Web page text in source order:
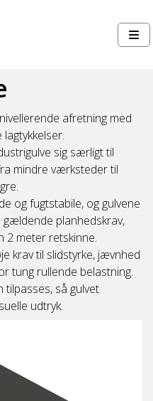
afretning med
sig særligt til
mindre værksteder til
og fugtstabile, og gulvene
planhedskrav,
2 meter retskinne.
krav til slidstyrke, jævnhed
tung rullende belastning.
tilpasses, så gulvet
udtryk.